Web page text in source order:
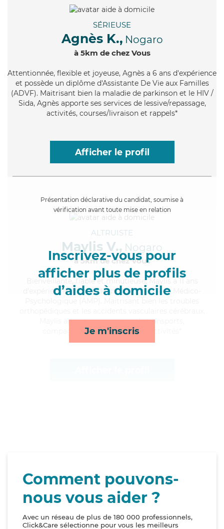
SÉRIEUSE
Agnès K., Nogaro
à 5km de chez Vous
Attentionnée, flexible et joyeuse, Agnès a 6 ans d'expérience
et possède un diplôme d'Assistante De Vie aux Familles
(ADVF). Maitrisant bien la maladie de parkinson et le HIV /
Sida, Agnès apporte ses services de lessive/repassage,
activités, courses/livraison et rappels*
Afficher le profil
Présentation déclarative du candidat, soumise à
vérification avant toute mise en relation
Inscrivez-vous pour
afficher plus de profils
d’aides à domicile
Je m'inscris
ALTRUISTE
Maylis V., Nogaro
à 5km de chez Vous
, fiable et minutieuse, Maylis a 11 ans
d'expérience et possède un diplôme d'Aide Médico-
Maylis apporte ses services de transports,
compagnie/loisirs, mobilité et activités*
Comment pouvons-
nous vous aider ?
Avec un réseau de plus de 180 000 professionnels,
Click&Care sélectionne pour vous les meilleurs